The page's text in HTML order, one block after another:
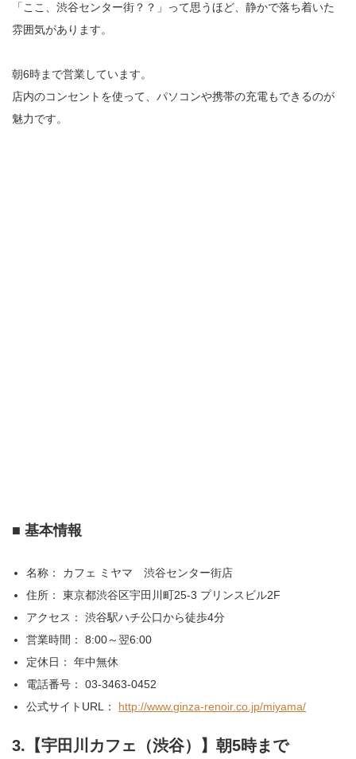
「ここ、渋谷センター街？？」って思うほど、静かで落ち着いた
雰囲気があります。
朝6時まで営業しています。
店内のコンセントを使って、パソコンや携帯の充電もできるのが
魅力です。
■ 基本情報
名称： カフェ ミヤマ 渋谷センター街店
住所： 東京都渋谷区宇田川町25-3 プリンスビル2F
アクセス： 渋谷駅ハチ公口から徒歩4分
営業時間： 8:00～翌6:00
定休日： 年中無休
電話番号： 03-3463-0452
公式サイトURL： http://www.ginza-renoir.co.jp/miyama/
3.【宇田川カフェ（渋谷）】朝5時まで